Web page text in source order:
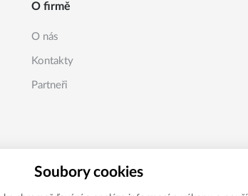
O firmě
O nás
Kontakty
Partneři
Soubory cookies